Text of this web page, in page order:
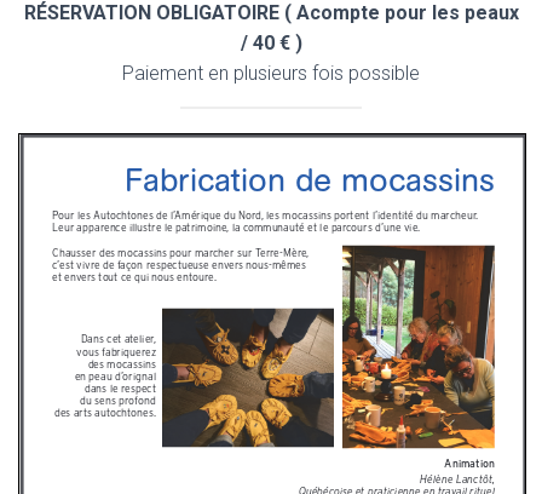
RÉSERVATION OBLIGATOIRE ( Acompte pour les peaux
/ 40 € )
Paiement en plusieurs fois possible